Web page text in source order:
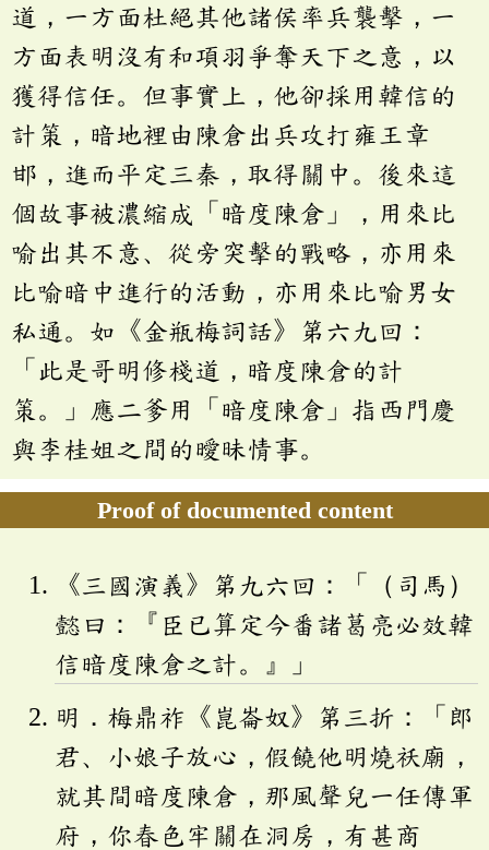
道，一方面杜絕其他諸侯率兵襲擊，一
方面表明沒有和項羽爭奪天下之意，以
獲得信任。但事實上，他卻採用韓信的
計策，暗地裡由陳倉出兵攻打雍王章
邯，進而平定三秦，取得關中。後來這
個故事被濃縮成「暗度陳倉」，用來比
喻出其不意、從旁突擊的戰略，亦用來
比喻暗中進行的活動，亦用來比喻男女
私通。如《金瓶梅詞話》第六九回：
「此是哥明修棧道，暗度陳倉的計
策。」應二爹用「暗度陳倉」指西門慶
與李桂姐之間的曖昧情事。
Proof of documented content
《三國演義》第九六回：「（司馬）
懿曰：『臣已算定今番諸葛亮必效韓
信暗度陳倉之計。』」
明．梅鼎祚《崑崙奴》第三折：「郎
君、小娘子放心，假饒他明燒祅廟，
就其間暗度陳倉，那風聲兒一任傳軍
府，你春色牢關在洞房，有甚商